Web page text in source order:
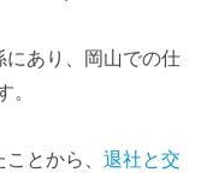
あり、岡山での仕
とから、 退社と交